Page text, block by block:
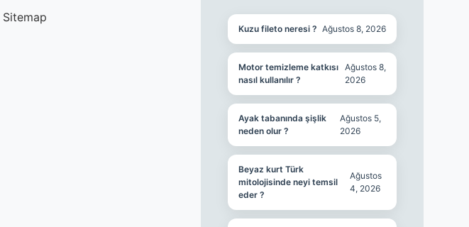
Sitemap
Kuzu fileto neresi ? Ağustos 8, 2026
Motor temizleme katkısı
nasıl kullanılır ?
Ağustos 8,
2026
Ayak tabanında şişlik
neden olur ?
Ağustos 5,
2026
Beyaz kurt Türk
mitolojisinde neyi temsil
eder ?
Ağustos
4, 2026